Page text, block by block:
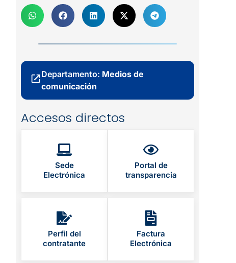
Departamento: Medios de
comunicación
Accesos directos
Sede
Electrónica
Portal de
transparencia
Perfil del
contratante
Factura
Electrónica